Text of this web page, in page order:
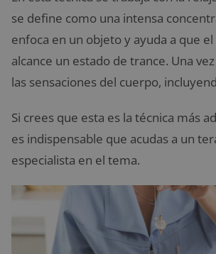
se define como una intensa
enfoca en un objeto y ayuda a que
alcance un estado de trance. Una
las sensaciones del cuerpo,
Si crees que esta es la técnica más
es indispensable que acudas a un
especialista en el tema.